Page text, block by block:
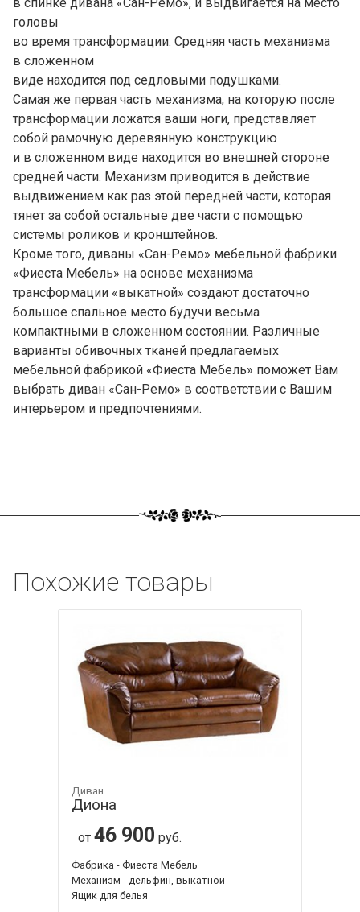
головы
во время трансформации. Средняя часть механизма
в сложенном
виде находится под седловыми подушками.
Самая же первая часть механизма, на которую после
трансформации ложатся ваши ноги, представляет
собой рамочную деревянную конструкцию
и в сложенном виде находится во внешней стороне
средней части. Механизм приводится в действие
выдвижением как раз этой передней части, которая
тянет за собой остальные две части с помощью
системы роликов и кронштейнов.
Кроме того, диваны «Сан-Ремо» мебельной фабрики
«Фиеста Мебель» на основе механизма
трансформации «выкатной» создают достаточно
большое спальное место будучи весьма
компактными в сложенном состоянии. Различные
варианты обивочных тканей предлагаемых
мебельной фабрикой «Фиеста Мебель» поможет Вам
выбрать диван «Сан-Ремо» в соответствии с Вашим
интерьером и предпочтениями.
Похожие товары
Диван
Диона
от 46 900 руб.
Фабрика - Фиеста Мебель
Механизм - дельфин, выкатной
Ящик для белья